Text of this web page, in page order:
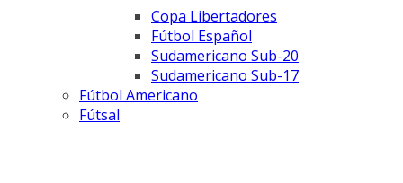
Copa Libertadores
Fútbol Español
Sudamericano Sub-20
Sudamericano Sub-17
Fútbol Americano
Fútsal